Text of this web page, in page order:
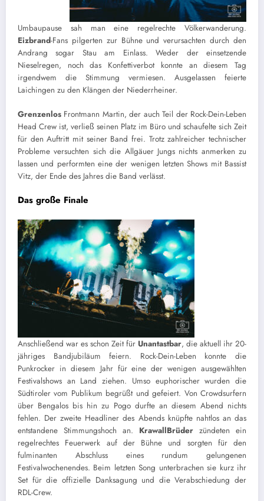
Umbaupause sah man eine regelrechte Völkerwanderung.
Eizbrand-Fans pilgerten zur Bühne und verursachten durch den
Andrang sogar Stau am Einlass. Weder der einsetzende
Nieselregen, noch das Konfettiverbot konnte an diesem Tag
irgendwem die Stimmung vermiesen. Ausgelassen feierte
Laichingen zu den Klängen der Niederrheiner.
Grenzenlos Frontmann Martin, der auch Teil der Rock-Dein-Leben
Head Crew ist, verließ seinen Platz im Büro und schaufelte sich Zeit
für den Auftritt mit seiner Band frei. Trotz zahlreicher technischer
Probleme versuchten sich die Allgäuer Jungs nichts anmerken zu
lassen und performten eine der wenigen letzten Shows mit Bassist
Vitz, der Ende des Jahres die Band verlässt.
Das große Finale
Anschließend war es schon Zeit für Unantastbar, die aktuell ihr 20-
jähriges Bandjubiläum feiern. Rock-Dein-Leben konnte die
Punkrocker in diesem Jahr für eine der wenigen ausgewählten
Festivalshows an Land ziehen. Umso euphorischer wurden die
Südtiroler vom Publikum begrüßt und gefeiert. Von Crowdsurfern
über Bengalos bis hin zu Pogo durfte an diesem Abend nichts
fehlen. Der zweite Headliner des Abends knüpfte nahtlos an das
entstandene Stimmungshoch an. KrawallBrüder zündeten ein
regelrechtes Feuerwerk auf der Bühne und sorgten für den
fulminanten Abschluss eines rundum gelungenen
Festivalwochenendes. Beim letzten Song unterbrachen sie kurz ihr
Set für die offizielle Danksagung und die Verabschiedung der
RDL-Crew.